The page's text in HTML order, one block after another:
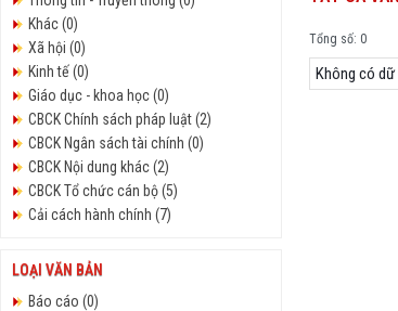
Khác (0)
Xã hội (0)
Kinh tế (0)
Giáo dục - khoa học (0)
CBCK Chính sách pháp luật (2)
CBCK Ngân sách tài chính (0)
CBCK Nội dung khác (2)
CBCK Tổ chức cán bộ (5)
Cải cách hành chính (7)
LOẠI VĂN BẢN
Báo cáo (0)
Tổng số: 0
Không có dữ